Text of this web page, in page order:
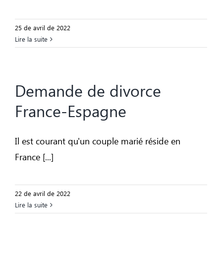
25 de avril de 2022
Lire la suite
Demande de divorce
France-Espagne
Il est courant qu'un couple marié réside en
France [...]
22 de avril de 2022
Lire la suite